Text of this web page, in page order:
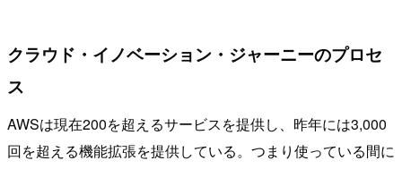
クラウド・イノベーション・ジャーニーのプロセ
ス
AWSは現在200を超えるサービスを提供し、昨年には3,000
回を超える機能拡張を提供している。つまり使っている間に